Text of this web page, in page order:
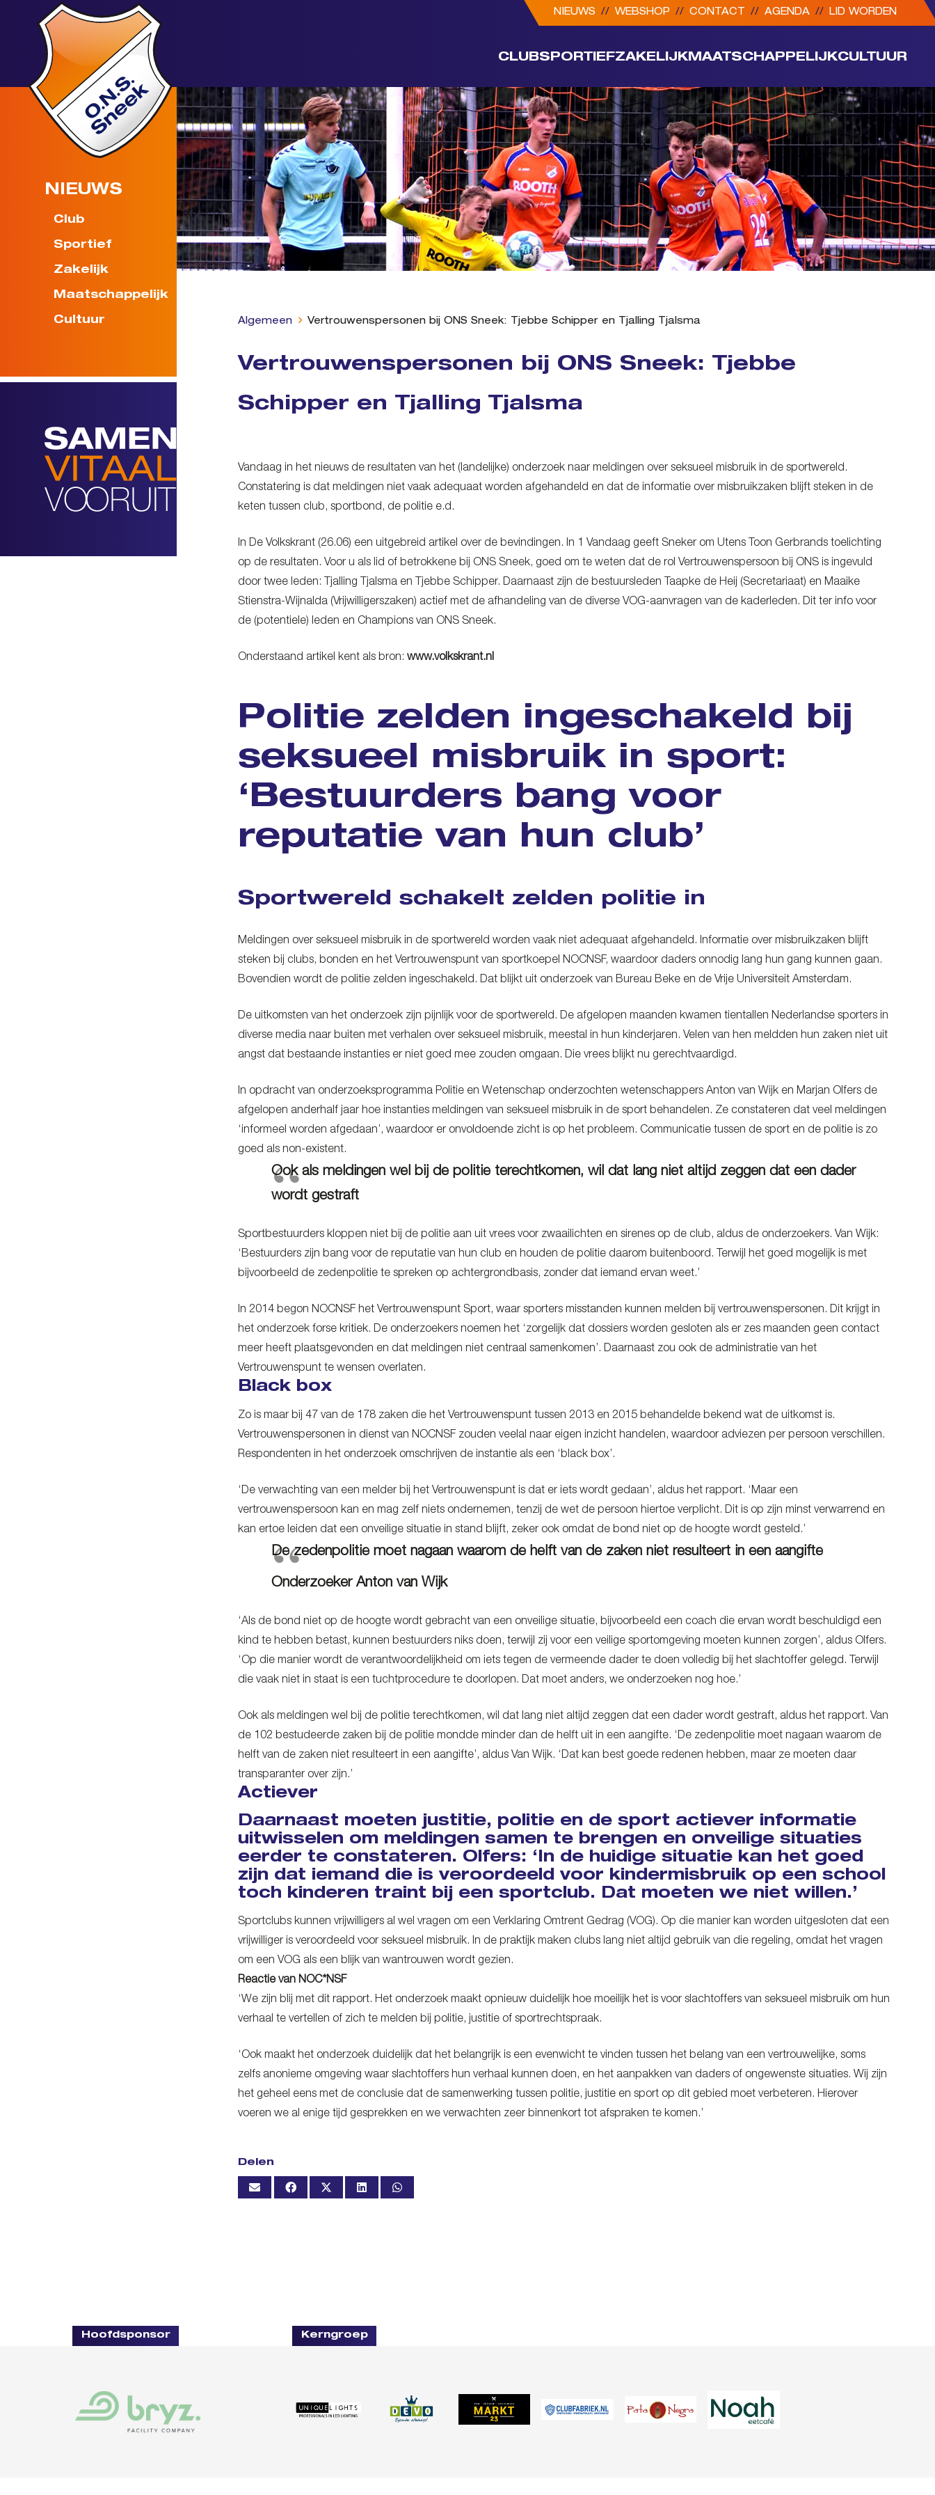
NIEUWS // WEBSHOP // CONTACT // AGENDA // LID WORDEN
CLUBSPORTIEFZAKELIJK MAATSCHAPPELIJKCULTUUR
NIEUWS
Club
Sportief
Zakelijk
Maatschappelijk
Cultuur Algemeen Vertrouwenspersonen bij ONS Sneek: Tjebbe Schipper en Tjalling Tjalsma
Vertrouwenspersonen bij ONS Sneek: Tjebbe
Schipper en Tjalling Tjalsma
Vandaag in het nieuws de resultaten van het (landelijke) onderzoek naar meldingen over seksueel misbruik in de sportwereld.
Constatering is dat meldingen niet vaak adequaat worden afgehandeld en dat de informatie over misbruikzaken blijft steken in de
keten tussen club, sportbond, de politie e.d.
In De Volkskrant (26.06) een uitgebreid artikel over de bevindingen. In 1 Vandaag geeft Sneker om Utens Toon Gerbrands toelichting
op de resultaten. Voor u als lid of betrokkene bij ONS Sneek, goed om te weten dat de rol Vertrouwenspersoon bij ONS is ingevuld
door twee leden: Tjalling Tjalsma en Tjebbe Schipper. Daarnaast zijn de bestuursleden Taapke de Heij (Secretariaat) en Maaike
Stienstra-Wijnalda (Vrijwilligerszaken) actief met de afhandeling van de diverse VOG-aanvragen van de kaderleden. Dit ter info voor
de (potentiele) leden en Champions van ONS Sneek.
Onderstaand artikel kent als bron:www.volkskrant.nl
Politie zelden ingeschakeld bij
seksueel misbruik in sport:
‘Bestuurders bang voor
reputatie van hun club’
Sportwereld schakelt zelden politie in
Meldingen over seksueel misbruik in de sportwereld worden vaak niet adequaat afgehandeld. Informatie over misbruikzaken blijft
steken bij clubs, bonden en het Vertrouwenspunt van sportkoepel NOCNSF, waardoor daders onnodig lang hun gang kunnen gaan.
Bovendien wordt de politie zelden ingeschakeld. Dat blijkt uit onderzoek van Bureau Beke en de Vrije Universiteit Amsterdam.
De uitkomsten van het onderzoek zijn pijnlijk voor de sportwereld. De afgelopen maanden kwamen tientallen Nederlandse sporters in
diverse media naar buiten met verhalen over seksueel misbruik, meestal in hun kinderjaren. Velen van hen meldden hun zaken niet uit
angst dat bestaande instanties er niet goed mee zouden omgaan. Die vrees blijkt nu gerechtvaardigd.
In opdracht van onderzoeksprogramma Politie en Wetenschap onderzochten wetenschappers Anton van Wijk en Marjan Olfers de
afgelopen anderhalf jaar hoe instanties meldingen van seksueel misbruik in de sport behandelen. Ze constateren dat veel meldingen
‘informeel worden afgedaan’, waardoor er onvoldoende zicht is op het probleem. Communicatie tussen de sport en de politie is zo
goed als non-existent.
Ook als meldingen wel bij de politie terechtkomen, wil dat lang niet altijd zeggen dat een dader
wordt gestraft
Sportbestuurders kloppen niet bij de politie aan uit vrees voor zwaailichten en sirenes op de club, aldus de onderzoekers. Van Wijk:
‘Bestuurders zijn bang voor de reputatie van hun club en houden de politie daarom buitenboord. Terwijl het goed mogelijk is met
bijvoorbeeld de zedenpolitie te spreken op achtergrondbasis, zonder dat iemand ervan weet.’
In 2014 begon NOCNSF het Vertrouwenspunt Sport, waar sporters misstanden kunnen melden bij vertrouwenspersonen. Dit krijgt in
het onderzoek forse kritiek. De onderzoekers noemen het ‘zorgelijk dat dossiers worden gesloten als er zes maanden geen contact
meer heeft plaatsgevonden en dat meldingen niet centraal samenkomen’. Daarnaast zou ook de administratie van het
Vertrouwenspunt te wensen overlaten.
Black box
Zo is maar bij 47 van de 178 zaken die het Vertrouwenspunt tussen 2013 en 2015 behandelde bekend wat de uitkomst is.
Vertrouwenspersonen in dienst van NOCNSF zouden veelal naar eigen inzicht handelen, waardoor adviezen per persoon verschillen.
Respondenten in het onderzoek omschrijven de instantie als een ‘black box’.
‘De verwachting van een melder bij het Vertrouwenspunt is dat er iets wordt gedaan’, aldus het rapport. ‘Maar een
vertrouwenspersoon kan en mag zelf niets ondernemen, tenzij de wet de persoon hiertoe verplicht. Dit is op zijn minst verwarrend en
kan ertoe leiden dat een onveilige situatie in stand blijft, zeker ook omdat de bond niet op de hoogte wordt gesteld.’
De zedenpolitie moet nagaan waarom de helft van de zaken niet resulteert in een aangifte
Onderzoeker Anton van Wijk
‘Als de bond niet op de hoogte wordt gebracht van een onveilige situatie, bijvoorbeeld een coach die ervan wordt beschuldigd een
kind te hebben betast, kunnen bestuurders niks doen, terwijl zij voor een veilige sportomgeving moeten kunnen zorgen’, aldus Olfers.
‘Op die manier wordt de verantwoordelijkheid om iets tegen de vermeende dader te doen volledig bij het slachtoffer gelegd. Terwijl
die vaak niet in staat is een tuchtprocedure te doorlopen. Dat moet anders, we onderzoeken nog hoe.’
Ook als meldingen wel bij de politie terechtkomen, wil dat lang niet altijd zeggen dat een dader wordt gestraft, aldus het rapport. Van
de 102 bestudeerde zaken bij de politie mondde minder dan de helft uit in een aangifte. ‘De zedenpolitie moet nagaan waarom de
helft van de zaken niet resulteert in een aangifte’, aldus Van Wijk. ‘Dat kan best goede redenen hebben, maar ze moeten daar
transparanter over zijn.’
Actiever
Daarnaast moeten justitie, politie en de sport actiever informatie
uitwisselen om meldingen samen te brengen en onveilige situaties
eerder te constateren. Olfers: ‘In de huidige situatie kan het goed
zijn dat iemand die is veroordeeld voor kindermisbruik op een school
toch kinderen traint bij een sportclub. Dat moeten we niet willen.’
Sportclubs kunnen vrijwilligers al wel vragen om een Verklaring Omtrent Gedrag (VOG). Op die manier kan worden uitgesloten dat een
vrijwilliger is veroordeeld voor seksueel misbruik. In de praktijk maken clubs lang niet altijd gebruik van die regeling, omdat het vragen
om een VOG als een blijk van wantrouwen wordt gezien.
Reactie van NOC*NSF
‘We zijn blij met dit rapport. Het onderzoek maakt opnieuw duidelijk hoe moeilijk het is voor slachtoffers van seksueel misbruik om hun
verhaal te vertellen of zich te melden bij politie, justitie of sportrechtspraak.
‘Ook maakt het onderzoek duidelijk dat het belangrijk is een evenwicht te vinden tussen het belang van een vertrouwelijke, soms
zelfs anonieme omgeving waar slachtoffers hun verhaal kunnen doen, en het aanpakken van daders of ongewenste situaties. Wij zijn
het geheel eens met de conclusie dat de samenwerking tussen politie, justitie en sport op dit gebied moet verbeteren. Hierover
voeren we al enige tijd gesprekken en we verwachten zeer binnenkort tot afspraken te komen.’
Delen
Hoofdsponsor Kerngroep